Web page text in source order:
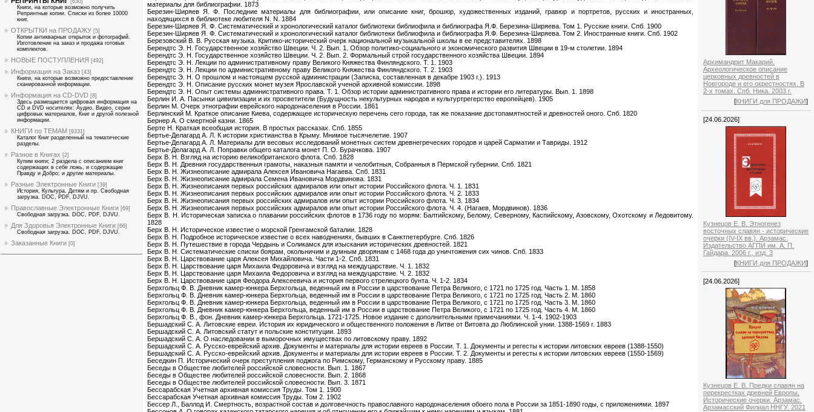
Книги, на которые возможно получить
Репринтные копии. Списки из более 10000
книг.
ОТКРЫТКИ на ПРОДАЖУ [5]
Копии антикварных открыток и фотографий.
Изготовление на заказ и продажа готовых
комплектов.
НОВЫЕ ПОСТУПЛЕНИЯ [492]
Информация на Заказ [43]
Книги, на которые возможно предоставление
сканированной информации.
Информация на CD-DVD [8]
Здесь размещается цифровая информация на
CD и DVD носителях: Аудио, Видео, серии
цифровых материалов, Книг и другой полезной
информации.
КНИГИ по ТЕМАМ [9331]
Каталог Книг разделенный на тематические
разделы.
Разное в Книгах [2]
Купим книги; 2 раздела с описанием книг
содержащих в себе ложь, и содержащие
Правду и Добро; и другие материалы.
Разные Электронные Книги [39]
История, Культура, Детям и пр. Свободная
загрузка. DOC, PDF, DJVU.
Православные Электронные Книги [69]
Свободная загрузка. DOC, PDF, DJVU.
Для Здоровья Электронные Книги [66]
Свободная загрузка. DOC, PDF, DJVU.
Заказанные Книги [0]
материалы для библиографии. 1873
Березин-Ширяев Я. Ф. Последние материалы для библиографии, или описание книг, брошюр, художественных изданий, гравюр и портретов, русских и иностранных,
находящихся в библиотеке любителя N. N. 1884
Березин-Ширяев Я. Ф. Систематический и хронологический каталог библиотеки библиофила и библиографа Я.Ф. Березина-Ширяева. Том 1. Русские книги. Спб. 1900
Березин-Ширяев Я. Ф. Систематический и хронологический каталог библиотеки библиофила и библиографа Я.Ф. Березина-Ширяева. Том 2. Иностранные книги. Спб. 1902
Березовский В. В. Русская музыка. Критико-исторический очерк национальной музыкальной школы в ее представителях. 1898
Берендтс Э. Н. Государственное хозяйство Швеции. Ч. 2. Вып. 1. Обзор политико-социального и экономического развития Швеции в 19-м столетии. 1894
Берендтс Э. Н. Государственное хозяйство Швеции. Ч. 2. Вып. 2. Формальный строй государственного хозяйства Швеции. 1894
Берендтс Э. Н. Лекции по административному праву Великого Княжества Финляндского. Т. 1. 1903
Берендтс Э. Н. Лекции по административному праву Великого Княжества Финляндского. Т. 2. 1903
Берендтс Э. Н. О прошлом и настоящем русской администрации (Записка, составленная в декабре 1903 г.). 1913
Берендтс Э. Н. Описание русских монет музея Ярославской ученой архивной комиссии. 1898
Берендтс Э. Н. Опыт системы административного права. Т. 1. Обзор истории административного права и истории его литературы. Вып. 1. 1898
Берлин И. А. Пасынки цивилизации и их просветители (Будущность некультурных народов и культуртрегерство европейцев). 1905
Берлин М. Очерк этнографии еврейского народонаселения в России. 1861
Берлинский М. Краткое описание Киева, содержащее историческую перечень сего города, так же показание достопамятностей и древностей оного. Спб. 1820
Бернер А. О смертной казни. 1865
Берте Н. Краткая всеобщая история. В простых рассказах. Спб. 1855
Бертье-Делагард А. Л. К истории христианства в Крыму. Мнимое тысячелетие. 1907
Бертье-Делагард А. Л. Материалы для весовых исследований монетных систем древнегреческих городов и царей Сарматии и Тавриды. 1912
Бертье-Делагард А. Л. Поправки общего каталога монет П. О. Бурачкова. 1907
Берх В. Н. Взгляд на историю великобританского флота. Спб. 1828
Берх В. Н. Древния государственныя грамоты, наказныя памяти и челобитныя, Собранныя в Пермской губернии. Спб. 1821
Берх В. Н. Жизнеописание адмирала Алексея Ивановича Нагаева. Спб. 1831
Берх В. Н. Жизнеописание адмирала Семена Ивановича Мордвинова. 1831
Берх В. Н. Жизнеописания первых российских адмиралов или опыт истории Российского флота. Ч. 1. 1831
Берх В. Н. Жизнеописания первых российских адмиралов или опыт истории Российского флота. Ч. 2. 1833
Берх В. Н. Жизнеописания первых российских адмиралов или опыт истории Российского флота. Ч. 3. 1834
Берх В. Н. Жизнеописания первых российских адмиралов или опыт истории Российского флота. Ч. 4. (Нагаев, Мордвинов). 1836
Берх В. Н. Историческая записка о плавании российских флотов в 1736 году по морям: Балтийскому, Белому, Северному, Каспийскому, Азовскому, Охотскому и Ледовитому.
1828
Берх В. Н. Историческое известие о морской Гренгамской баталии. 1828
Берх В. Н. Подробное историческое известие о всех наводнениях, бывших в Санктпетербурге. Спб. 1826
Берх В. Н. Путешествие в города Чердынь и Соликамск для изыскания исторических древностей. 1821
Берх В. Н. Систематические списки боярам, окольничим и думным дворянам с 1468 года до уничтожения сих чинов. Спб. 1833
Берх В. Н. Царствование царя Алексея Михайловича. Части 1-2. Спб. 1831
Берх В. Н. Царствование царя Михаила Федоровича и взгляд на междуцарствие. Ч. 1. 1832
Берх В. Н. Царствование царя Михаила Федоровича и взгляд на междуцарствие. Ч. 2. 1832
Берх В. Н. Царствование царя Феодора Алексеевича и история первого стрелецкого бунта. Ч. 1-2. 1834
Берхгольц Ф. В. Дневник камер-юнкера Берхгольца, веденный им в России в царствование Петра Великого, с 1721 по 1725 год. Часть 1. М. 1858
Берхгольц Ф. В. Дневник камер-юнкера Берхгольца, веденный им в России в царствование Петра Великого, с 1721 по 1725 год. Часть 2. М. 1860
Берхгольц Ф. В. Дневник камер-юнкера Берхгольца, веденный им в России в царствование Петра Великого, с 1721 по 1725 год. Часть 3. М. 1860
Берхгольц Ф. В. Дневник камер-юнкера Берхгольца, веденный им в России в царствование Петра Великого, с 1721 по 1725 год. Часть 4. М. 1860
Берхгольц Ф. В., фон. Дневник камер-юнкера Берхгольца. 1721-1725. Новое издание с дополнительными примечаниями. Ч. 1-4. 1902-1903
Бершадский С. А. Литовские евреи. История их юридического и общественного положения в Литве от Витовта до Люблинской унии. 1388-1569 г. 1883
Бершадский С. А. Литовский статут и польские конституции. 1893
Бершадский С. А. О наследовании в выморочных имуществах по литовскому праву. 1892
Бершадский С. А. Русско-еврейский архив. Документы и материалы для истории евреев в России. Т. 1. Документы и регесты к истории литовских евреев (1388-1550)
Бершадский С. А. Русско-еврейский архив. Документы и материалы для истории евреев в России. Т. 2. Документы и регесты к истории литовских евреев (1550-1569)
Беседкин П. Исторический очерк преступления поджога по Римскому, Германскому и Русскому праву. 1885
Беседы в Обществе любителей российской словесности. Вып. 1. 1867
Беседы в Обществе любителей российской словесности. Вып. 2. 1868
Беседы в Обществе любителей российской словесности. Вып. 3. 1871
Бессарабская Учетная архивная комиссия Труды. Том 1. 1900
Бессарабская Учетная архивная комиссия Труды. Том 2. 1902
Бессер Л., Баллод И. Смертность, возрастной состав и долговечность православного народонаселения обоего пола в России за 1851-1890 годы, с приложениями. 1897
Архимандрит Макарий.
Археологическое описание
церковных древностей в
Новгороде и его окрестностях. В
2-х томах. Спб. Ника. 2003 г.
[КНИГИ для ПРОДАЖИ]
[24.06.2026]
Кузнецов Е. В. Этногенез
восточных славян - исторические
очерки (IV-IX вв.). Арзамас.
Издательство АГПИ им. А. П.
Гайдара. 2006 г., изд. 3
[КНИГИ для ПРОДАЖИ]
[24.06.2026]
Кузнецов Е. В. Предки славян на
перекрестках древней Европы.
Исторические очерки. Арзамас.
Арзамасский Филиал ННГУ. 2021